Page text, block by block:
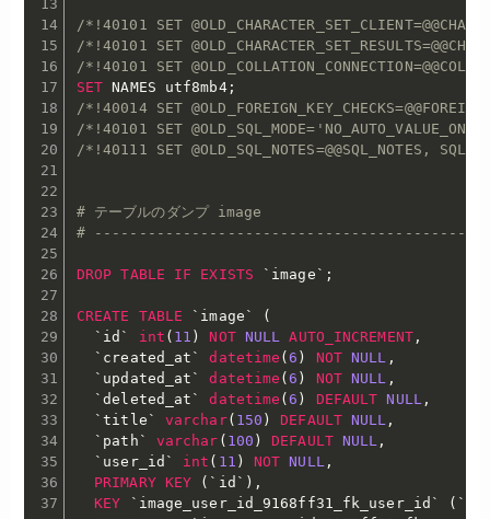
/*!40101 SET
/*!40101 SET
/*!40101 SET
SET NAMES utf8mb4;
/*!40014 SET
/*!40101 SET
/*!40111 SET @OLD_SQL_NOTES=@@SQL_NOTES,
# テーブルのダンプ image
#
DROP TABLE IF EXISTS ` image ` ;
CREATE TABLE ` image `
(
` id ` int ( 11 ) NOT NULL AUTO_INCREMENT,
` created_at ` datetime (6 ) NOT NULL ,
` updated_at ` datetime (6 ) NOT NULL ,
`deleted_at ` datetime (6 ) DEFAULT NULL ,
`title ` varchar( 150 ) DEFAULT NULL ,
` path ` varchar ( 100 ) DEFAULT NULL ,
` user_id ` int ( 11 ) NOT NULL ,
PRIMARY KEY ( ` id ` ) ,
KEY
` image_user_id_9168ff31_fk_user_id ` ( `